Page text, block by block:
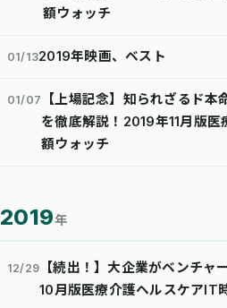
額ウォッチ
01/132019年映画、ベスト
01/07
【上場記念】知られざるド
を徹底解説！2019年11月版
額ウォッチ
2019年
12/29
【続出！】大企業がベンチ
10月版医療介護ヘルスケアIT